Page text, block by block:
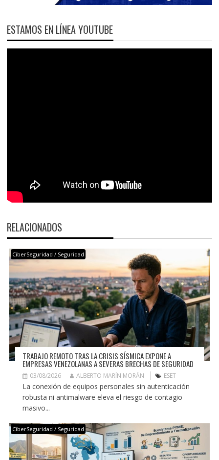
ESTAMOS EN LÍNEA YOUTUBE
RELACIONADOS
CiberSeguridad / Seguridad
TRABAJO REMOTO TRAS LA CRISIS SÍSMICA EXPONE A
EMPRESAS VENEZOLANAS A SEVERAS BRECHAS DE SEGURIDAD
03/08/2026 ALBERTO MARÍN MORÁN ESET
La conexión de equipos personales sin autenticación
robusta ni antimalware eleva el riesgo de contagio
masivo...
CiberSeguridad / Seguridad